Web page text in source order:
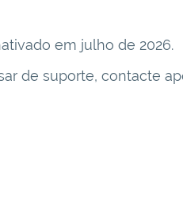
em julho de 2026.
de suporte, contacte